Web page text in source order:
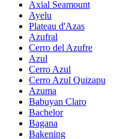
Axial Seamount
Ayelu
Plateau d'Azas
Azufral
Cerro del Azufre
Azul
Cerro Azul
Cerro Azul Quizapu
Azuma
Babuyan Claro
Bachelor
Bagana
Bakening